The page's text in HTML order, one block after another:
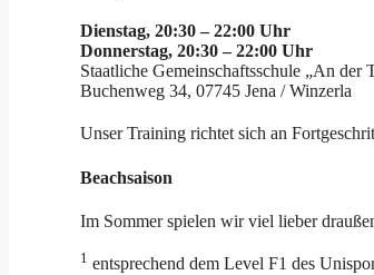
Dienstag, 20:30 – 22:00 Uhr
Donnerstag, 20:30 – 22:00 Uhr
Staatliche Gemeinschaftsschule „An der
Buchenweg 34, 07745 Jena / Winzerla
Unser Training richtet sich an
Beachsaison
Im Sommer spielen wir viel lieber
1 entsprechend dem Level F1 des